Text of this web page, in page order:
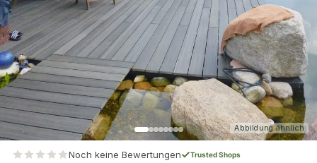
Abbildung ähnlich
Noch keine Bewertungen Trusted Shops